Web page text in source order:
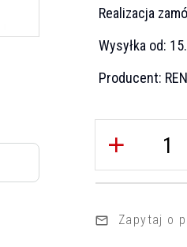
Realizacja
Wysyłka od:
Producent:
Zapytaj o